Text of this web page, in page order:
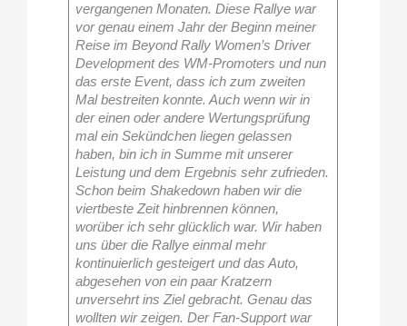
vergangenen Monaten. Diese Rallye war
vor genau einem Jahr der Beginn meiner
Reise im Beyond Rally Women’s Driver
Development des WM-Promoters und nun
das erste Event, dass ich zum zweiten
Mal bestreiten konnte. Auch wenn wir in
der einen oder andere Wertungsprüfung
mal ein Sekündchen liegen gelassen
haben, bin ich in Summe mit unserer
Leistung und dem Ergebnis sehr zufrieden.
Schon beim Shakedown haben wir die
viertbeste Zeit hinbrennen können,
worüber ich sehr glücklich war. Wir haben
uns über die Rallye einmal mehr
kontinuierlich gesteigert und das Auto,
abgesehen von ein paar Kratzern
unversehrt ins Ziel gebracht. Genau das
wollten wir zeigen. Der Fan-Support war